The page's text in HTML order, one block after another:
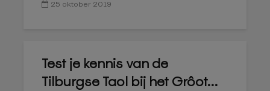
25 oktober 2019
Test je kennis van de
Tilburgse Taol bij het Grôot...